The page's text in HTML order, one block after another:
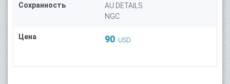
Сохранность
AU DETAILS
NGC
Цена 90 USD